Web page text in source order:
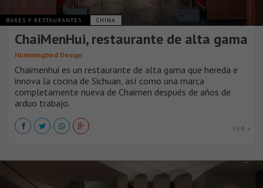
BARES Y RESTAURANTES CHINA
ChaiMenHui, restaurante de alta gama
Hummingbird Design
Chaimenhui es un restaurante de alta gama que hereda e
innova la cocina de Sichuan, así como una marca
completamente nueva de Chaimen después de años de
arduo trabajo.
VER +